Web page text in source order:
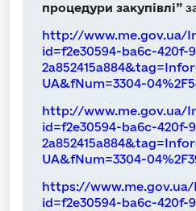
процедури закупівлі”
http://www.me.gov.ua/
id=f2e30594-ba6c-420f-
UA&fNum=3304-
http://www.me.gov.ua/
id=f2e30594-ba6c-420f-
UA&fNum=3304-
https://
id=f2e30594-ba6c-420f-